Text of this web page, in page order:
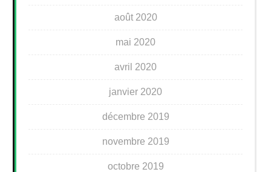
août 2020
mai 2020
avril 2020
janvier 2020
décembre 2019
novembre 2019
octobre 2019